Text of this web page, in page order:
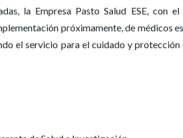
la Empresa Pasto Salud ESE, con
próximamente, de médicos
el servicio para el cuidado y protección